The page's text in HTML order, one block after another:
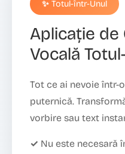
✨ Totul-într-Unul
Aplicație de
Vocală
Tot ce ai nevoie într-
puternică.
vorbire sau text
✓ Nu este necesară